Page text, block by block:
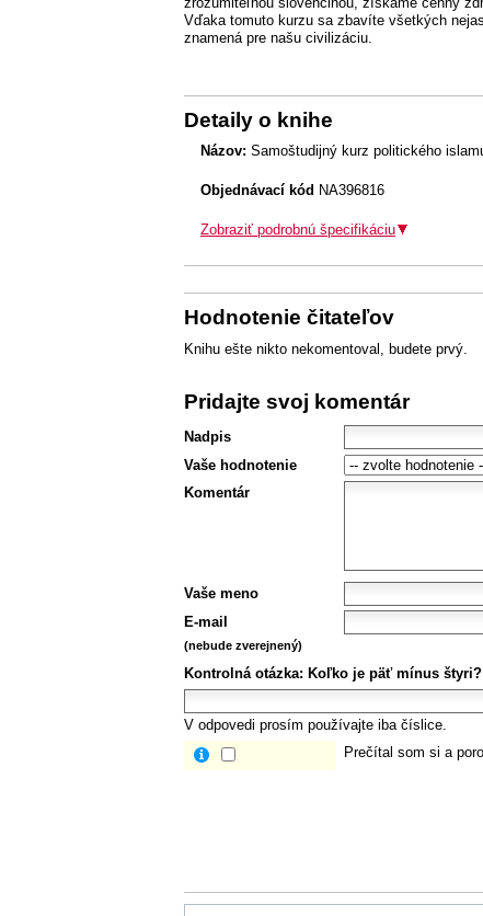
Vďaka tomuto kurzu sa zbavíte všetkých
znamená pre našu civilizáciu.
Detaily o knihe
Názov: Samoštudijný kurz politického
Objednávací kód NA396816
Zobraziť podrobnú špecifikáciu
Hodnotenie čitateľov
Knihu ešte nikto nekomentoval, budete prvý.
Pridajte svoj komentár
Nadpis
Vaše hodnotenie
Komentár
Vaše meno
E-mail
(nebude zverejnený)
Kontrolná otázka: Koľko je päť mínus štyri?
V odpovedi prosím používajte iba číslice.
Prečítal som si a